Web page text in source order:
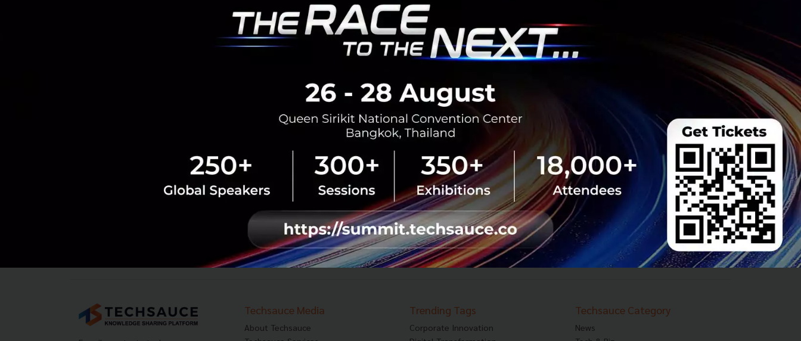
ตุลาคม 19, 2020 | By
Techsauce Team
1
Tech & Biz telegram instant-messaging
ฉายภาพ KBTG กับเป้าหมายการเปลี่ยนแปลง
ประเทศไทยให้กลายเป็น Tech Hub แห่งภูมิภาค SEA
แนวคิดในการดำเนินงานของ กสิกร บิซิเนส – เทคโนโลยี กรุ๊ป
หรือ KBTG ที่มุ่งมั่นในการพัฒนานวัตกรรมและเทคโนโลยีที่จะ
สำหรับการใช้ชีวิ...
Tech & Biz kbtg tech-hub covid-19 kasikorn-bank
354 355 356 357 ... 627 628 ›
Techsauce Media
About Techsauce
Trending Tags
Corporate Innovation
Techsauce Category
News